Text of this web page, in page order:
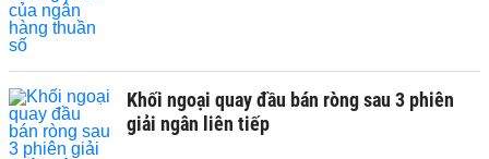
Khối ngoại quay đầu bán ròng sau 3 phiên
giải ngân liên tiếp